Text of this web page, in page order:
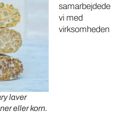
laver
eller korn.
samarbejdede
vi med
virksomheden